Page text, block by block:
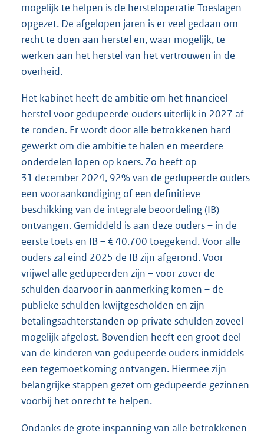
mogelijk te helpen is de hersteloperatie Toeslagen
opgezet. De afgelopen jaren is er veel gedaan om
recht te doen aan herstel en, waar mogelijk, te
werken aan het herstel van het vertrouwen in de
overheid.
Het kabinet heeft de ambitie om het financieel
herstel voor gedupeerde ouders uiterlijk in 2027 af
te ronden. Er wordt door alle betrokkenen hard
gewerkt om die ambitie te halen en meerdere
onderdelen lopen op koers. Zo heeft op
31 december 2024, 92% van de gedupeerde ouders
een vooraankondiging of een definitieve
beschikking van de integrale beoordeling (IB)
ontvangen. Gemiddeld is aan deze ouders – in de
eerste toets en IB – € 40.700 toegekend. Voor alle
ouders zal eind 2025 de IB zijn afgerond. Voor
vrijwel alle gedupeerden zijn – voor zover de
schulden daarvoor in aanmerking komen – de
publieke schulden kwijtgescholden en zijn
betalingsachterstanden op private schulden zoveel
mogelijk afgelost. Bovendien heeft een groot deel
van de kinderen van gedupeerde ouders inmiddels
een tegemoetkoming ontvangen. Hiermee zijn
belangrijke stappen gezet om gedupeerde gezinnen
voorbij het onrecht te helpen.
Ondanks de grote inspanning van alle betrokkenen